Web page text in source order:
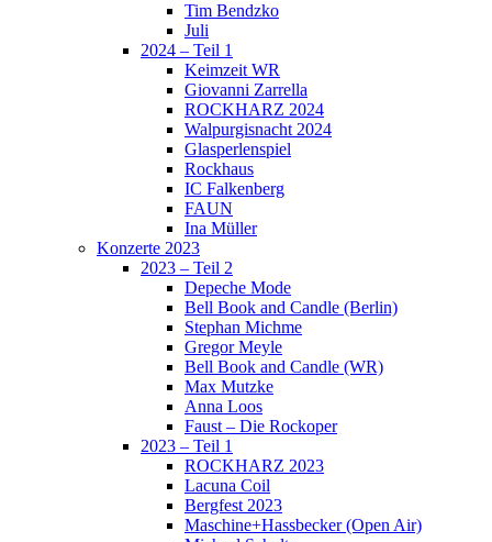
Tim Bendzko
Juli
2024 – Teil 1
Keimzeit WR
Giovanni Zarrella
ROCKHARZ 2024
Walpurgisnacht 2024
Glasperlenspiel
Rockhaus
IC Falkenberg
FAUN
Ina Müller
Konzerte 2023
2023 – Teil 2
Depeche Mode
Bell Book and Candle (Berlin)
Stephan Michme
Gregor Meyle
Bell Book and Candle (WR)
Max Mutzke
Anna Loos
Faust – Die Rockoper
2023 – Teil 1
ROCKHARZ 2023
Lacuna Coil
Bergfest 2023
Maschine+Hassbecker (Open Air)